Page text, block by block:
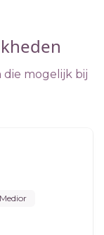
mogelijk bij
Medior